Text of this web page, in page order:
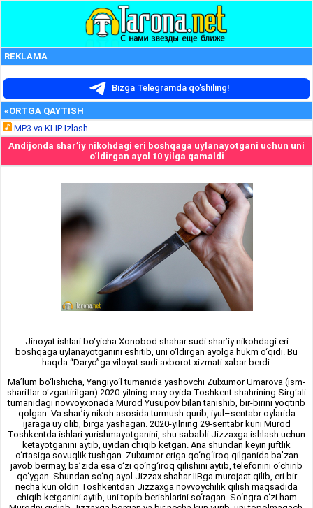
REKLAMA
Bizga Telegramda qo'shiling!
«ORTGA QAYTISH
MP3 va KLIP Izlash
Andijonda shar’iy nikohdagi eri boshqaga uylanayotgani uchun uni
o‘ldirgan ayol 10 yilga qamaldi
Jinoyat ishlari bo‘yicha Xonobod shahar sudi shar’iy nikohdagi eri
boshqaga uylanayotganini eshitib, uni o‘ldirgan ayolga hukm o‘qidi. Bu
haqda “Daryo”ga viloyat sudi axborot xizmati xabar berdi.
Ma’lum bo‘lishicha, Yangiyo‘l tumanida yashovchi Zulxumor Umarova (ism-
shariflar o‘zgartirilgan) 2020-yilning may oyida Toshkent shahrining Sirg‘ali
tumanidagi novvoyxonada Murod Yusupov bilan tanishib, bir-birini yoqtirib
qolgan. Va shar’iy nikoh asosida turmush qurib, iyul–sentabr oylarida
ijaraga uy olib, birga yashagan. 2020-yilning 29-sentabr kuni Murod
Toshkentda ishlari yurishmayotganini, shu sababli Jizzaxga ishlash uchun
ketayotganini aytib, uyidan chiqib ketgan. Ana shundan keyin juftlik
o‘rtasiga sovuqlik tushgan. Zulxumor eriga qo‘ng‘iroq qilganida ba’zan
javob bermay, ba’zida esa o‘zi qo‘ng‘iroq qilishini aytib, telefonini o‘chirib
qo‘ygan. Shundan so‘ng ayol Jizzax shahar IIBga murojaat qilib, eri bir
necha kun oldin Toshkentdan Jizzaxga novvoychilik qilish maqsadida
chiqib ketganini aytib, uni topib berishlarini so‘ragan. So‘ngra o‘zi ham